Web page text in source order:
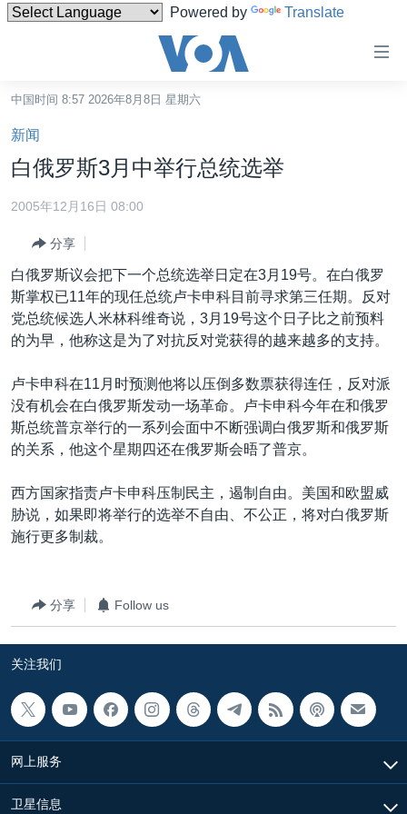
Powered by Translate
碍
链
接
跳
转
跳
跳
转
索
中国
港澳
国际
最新国际新闻
印太
中东
欧洲
非洲
全球议题
分类新闻
经济·金融·贸易
人权·法律·宗教
科教·文娱·体健
军事
环境
美中关系
热点专题
白宫要闻
国会报道
美国建国250周年
埃博拉疫情
重要讲话与声明
台海两岸关系
南中国海争端
关注西藏
关注新疆
VOA视频
VOA今日焦点
关注我们
中国时间 8:57 2026年8月8日 星期六
新闻
白俄罗斯3月中举行总统选举
2005年12月16日 08:00
分享
白俄罗斯议会把下一个总统选举日定在3月19号。在白俄罗
斯掌权已11年的现任总统卢卡申科目前寻求第三任期。反对
党总统候选人米林科维奇说，3月19号这个日子比之前预料
的为早，他称这是为了对抗反对党获得的越来越多的支持。
卢卡申科在11月时预测他将以压倒多数票获得连任，反对派
没有机会在白俄罗斯发动一场革命。卢卡申科今年在和俄罗
斯总统普京举行的一系列会面中不断强调白俄罗斯和俄罗斯
的关系，他这个星期四还在俄罗斯会晤了普京。
西方国家指责卢卡申科压制民主，遏制自由。美国和欧盟威
胁说，如果即将举行的选举不自由、不公正，将对白俄罗斯
施行更多制裁。
分享 Follow us
关注我们
网上服务
卫星信息